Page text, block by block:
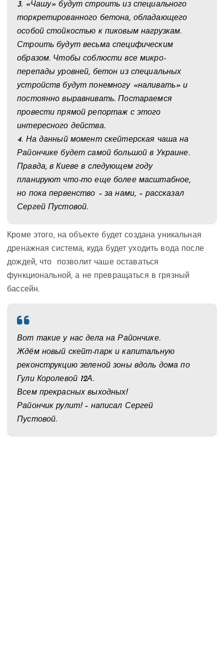
3. «Чашу» будут строить из специального
торкретированного бетона, обладающего
особой стойкостью к пиковым нагрузкам.
Строить будут весьма специфическим
образом. Чтобы соблюсти все микро-
перепады уровней, бетон из специальных
устройств будут понемногу «наливать» и
постоянно выравнивать. Постараемся
провести прямой репортаж с этого
интересного действа.
4. На данный момент скейтерская чаша на
Райончике будет самой большой в Украине.
Правда, в Киеве в следующем году
планируют что-то еще более масштабное,
но пока первенство – за нами, – рассказал
Сергей Пустовой.
Кроме этого, на объекте будет создана уникальная
дренажная система, куда будет уходить вода после
дождей, что позволит чаше оставаться
функциональной, а не превращаться в грязный
бассейн.
Вот такие у нас дела на Райончике.
Ждём новый скейт-парк и капитальную
реконструкцию зеленой зоны вдоль дома по
Гули Королевой 12А.
Всем прекрасных выходных!
Райончик рулит! – написал Сергей
Пустовой.